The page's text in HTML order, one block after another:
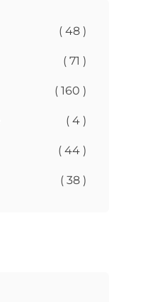
( 48 )
( 71 )
( 160 )
( 4 )
( 44 )
( 38 )